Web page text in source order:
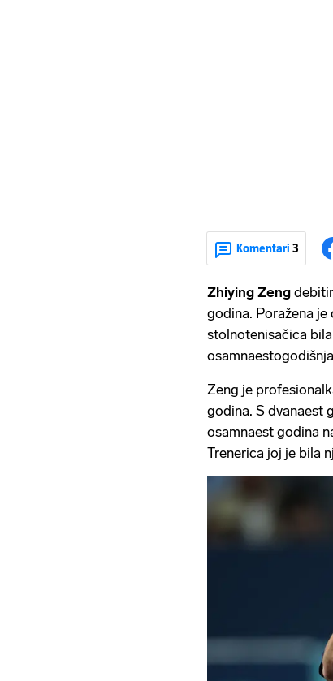
Komentari 3
Zhiying Zeng
godina. Poražena
stolnotenisačica
Zeng je
godina. S dvanaest
osamnaest godina
Trenerica joj je bila